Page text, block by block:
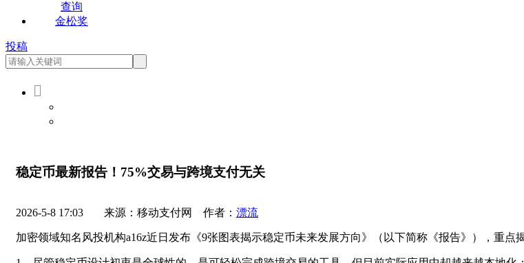
查询
金松奖
投稿

稳定币最新报告！75%交易与跨境支付无关
2026-5-8 17:03 来源：移动支付网 作者： 漂流
加密领域知名风投机构a16z近日发布《9张图表揭示稳定币未来发展方向》（以下简称《报告》），重点